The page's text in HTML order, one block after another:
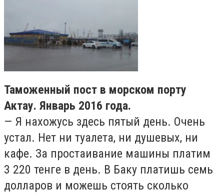
Таможенный пост в морском порту
Актау. Январь 2016 года.
— Я нахожусь здесь пятый день. Очень
устал. Нет ни туалета, ни душевых, ни
кафе. За простаивание машины платим
3 220 тенге в день. В Баку платишь семь
долларов и можешь стоять сколько